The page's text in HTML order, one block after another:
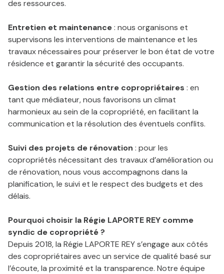
des ressources.
Entretien et maintenance: nous organisons et
supervisons les interventions de maintenance et les
travaux nécessaires pour préserver le bon état de votre
résidence et garantir la sécurité des occupants.
Gestion des relations entre copropriétaires : en
tant que médiateur, nous favorisons un climat
harmonieux au sein de la copropriété, en facilitant la
communication et la résolution des éventuels conflits.
Suivi des projets de rénovation : pour les
copropriétés nécessitant des travaux d’amélioration ou
de rénovation, nous vous accompagnons dans la
planification, le suivi et le respect des budgets et des
délais.
Pourquoi choisir la Régie LAPORTE REY comme
syndic de copropriété ?
Depuis 2018, la Régie LAPORTE REY s’engage aux côtés
des copropriétaires avec un service de qualité basé sur
l’écoute, la proximité et la transparence. Notre équipe